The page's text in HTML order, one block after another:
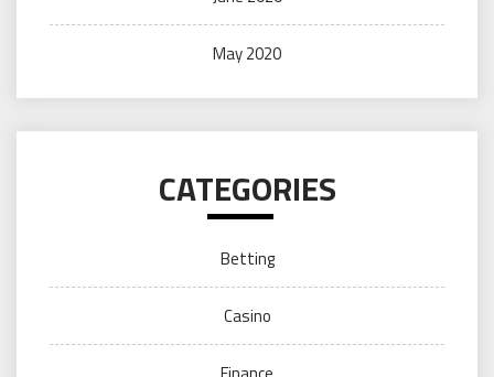
May 2020
CATEGORIES
Betting
Casino